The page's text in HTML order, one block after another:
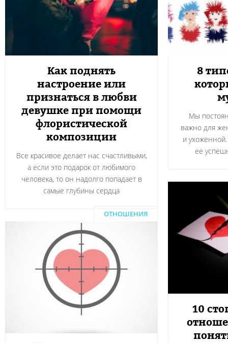
Как поднять
настроение или
признаться в любви
девушке при помощи
флористической
композиции
Все красивое делает нас счастливыми,
а если это подарок от любимого
человека, то он надолго попадает в
самые глубины сердца
8
Мы
важно для
и ухоженной.
ее
10
ОТНОШЕНИЯ